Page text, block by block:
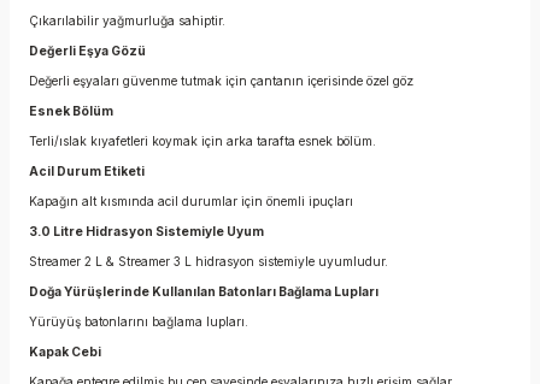
Çıkarılabilir yağmurluğa sahiptir.
Değerli Eşya Gözü
Değerli eşyaları güvenme tutmak için çantanın içerisinde özel göz
Esnek Bölüm
Terli/ıslak kıyafetleri koymak için arka tarafta esnek bölüm.
Acil Durum Etiketi
Kapağın alt kısmında acil durumlar için önemli ipuçları
3.0 Litre Hidrasyon Sistemiyle Uyum
Streamer 2 L & Streamer 3 L hidrasyon sistemiyle uyumludur.
Doğa Yürüşlerinde Kullanılan Batonları Bağlama Lupları
Yürüyüş batonlarını bağlama lupları.
Kapak Cebi